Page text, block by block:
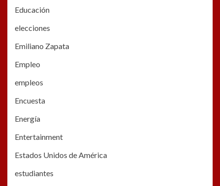
Educación
elecciones
Emiliano Zapata
Empleo
empleos
Encuesta
Energía
Entertainment
Estados Unidos de América
estudiantes